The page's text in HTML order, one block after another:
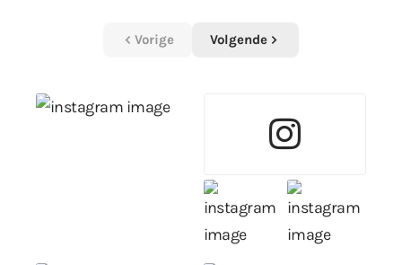
Vorige Volgende